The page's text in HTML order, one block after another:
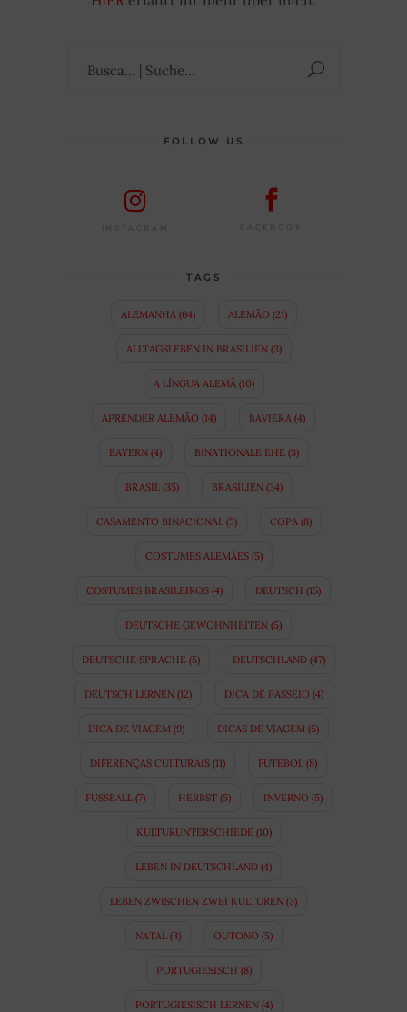
FOLLOW US
INSTAGRAM FACEBOOK
TAGS
ALEMANHA(64) ALEMÃO (21)
ALLTAGSLEBEN IN BRASILIEN(3)
A LÍNGUA ALEMÃ(10)
APRENDER ALEMÃO (14) BAVIERA (4)
BAYERN(4) BINATIONALE EHE(3)
BRASIL(35) BRASILIEN(34)
CASAMENTO BINACIONAL(5) COPA(8)
COSTUMES ALEMÃES(5)
COSTUMES BRASILEIROS (4) DEUTSCH (15)
DEUTSCHE GEWOHNHEITEN (5)
DEUTSCHE SPRACHE (5) DEUTSCHLAND (47)
DEUTSCH LERNEN(12) DICA DE PASSEIO (4)
DICA DE VIAGEM (9) DICAS DE VIAGEM (5)
DIFERENÇAS CULTURAIS (11) FUTEBOL (8)
FUSSBALL (7) HERBST(5) INVERNO (5)
KULTURUNTERSCHIEDE(10)
LEBEN IN DEUTSCHLAND (4)
LEBEN ZWISCHEN ZWEI KULTUREN (3)
NATAL(3) OUTONO (5)
PORTUGIESISCH (8)
PORTUGIESISCH LERNEN(4)